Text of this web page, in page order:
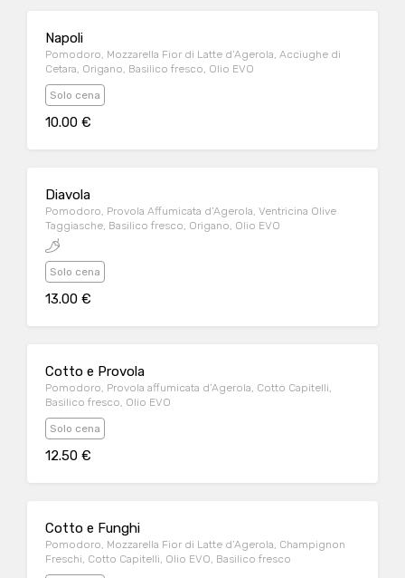
Napoli
Pomodoro, Mozzarella Fior di Latte d’Agerola, Acciughe di
Cetara, Origano, Basilico fresco, Olio EVO
Solo cena
10.00 €
Diavola
Pomodoro, Provola Affumicata d’Agerola, Ventricina Olive
Taggiasche, Basilico fresco, Origano, Olio EVO
Solo cena
13.00 €
Cotto e Provola
Pomodoro, Provola affumicata d’Agerola, Cotto Capitelli,
Basilico fresco, Olio EVO
Solo cena
12.50 €
Cotto e Funghi
Pomodoro, Mozzarella Fior di Latte d’Agerola, Champignon
Freschi, Cotto Capitelli, Olio EVO, Basilico fresco